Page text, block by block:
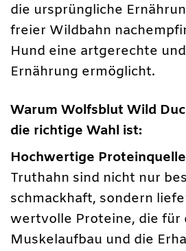
die ursprüngliche
freier Wildbahn
Hund eine artgerechte
Ernährung ermöglicht.
Warum Wolfsblut Wild
die richtige Wahl ist:
Hochwertige
Truthahn sind nicht nur
schmackhaft, sondern
wertvolle Proteine, die für
Muskelaufbau und die